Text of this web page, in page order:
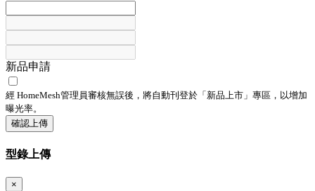
新品申請
經 HomeMesh管理員審核無誤後，將自動刊登於「 新品上市 」專區，以增加
曝光率。
確認上傳
型錄上傳
×